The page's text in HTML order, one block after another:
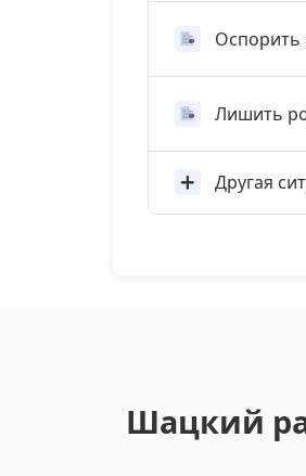
Оспорить
Лишить
Другая
Шацкий